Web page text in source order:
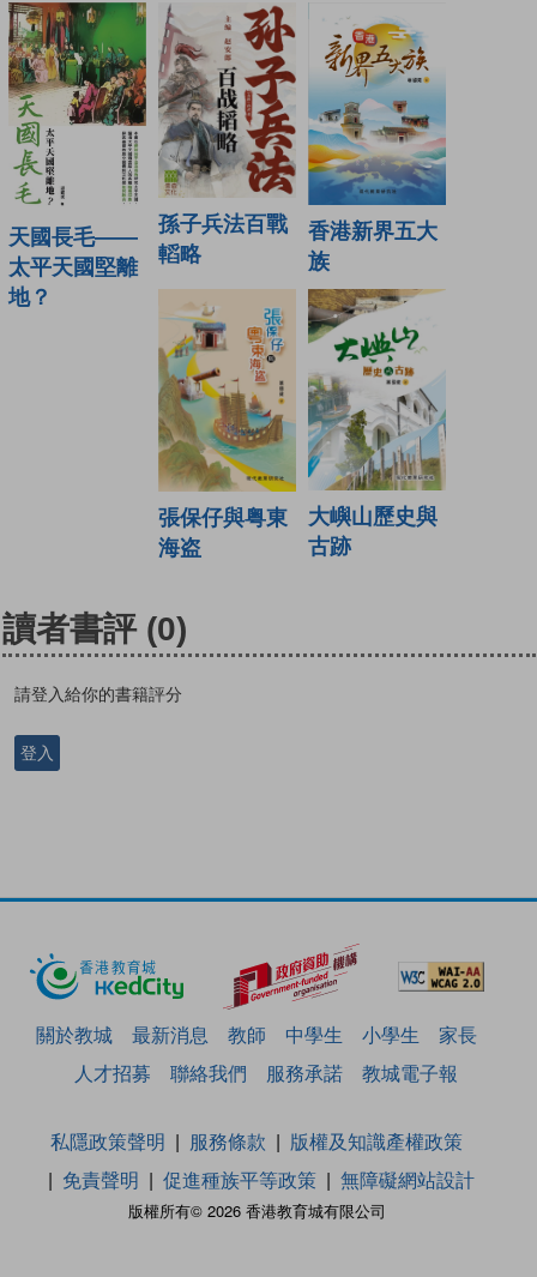
天國長毛——
太平天國堅離
地？
孫子兵法百戰
轁略
香港新界五大
族
張保仔與粤東
海盗
大嶼山歷史與
古跡
讀者書評 (0)
請登入給你的書籍評分
登入
關於教城 最新消息 教師 中學生 小學生
家長
人才招募
聯絡我們 服務承諾 教城電子報
版權所有© 2026 香港教育城有限公司
私隱政策聲明 服務條款
版權及知識產權政策
免責聲明
促進種族平等政策 無障礙網站設計